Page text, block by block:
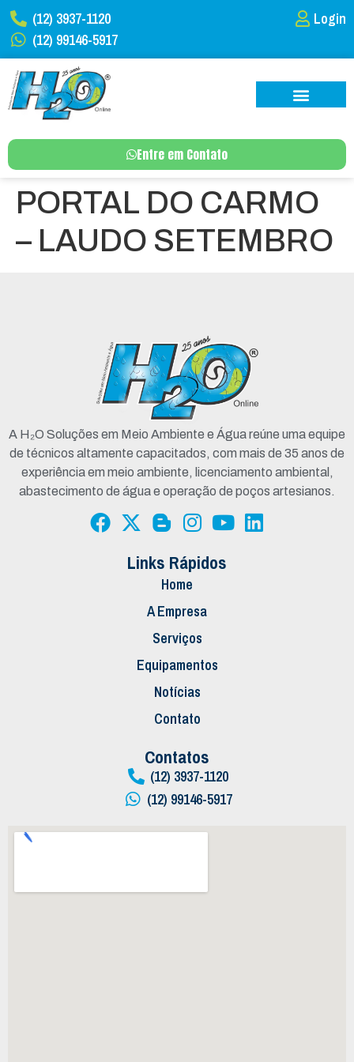
(12) 3937-1120
(12) 99146-5917
Login
Entre em Contato
PORTAL DO CARMO
– LAUDO SETEMBRO
A H₂O Soluções em Meio Ambiente e Água reúne uma equipe
de técnicos altamente capacitados, com mais de 35 anos de
experiência em meio ambiente, licenciamento ambiental,
abastecimento de água e operação de poços artesianos.
Links Rápidos
Home
A Empresa
Serviços
Equipamentos
Notícias
Contato
Contatos
(12) 3937-1120
(12) 99146-5917